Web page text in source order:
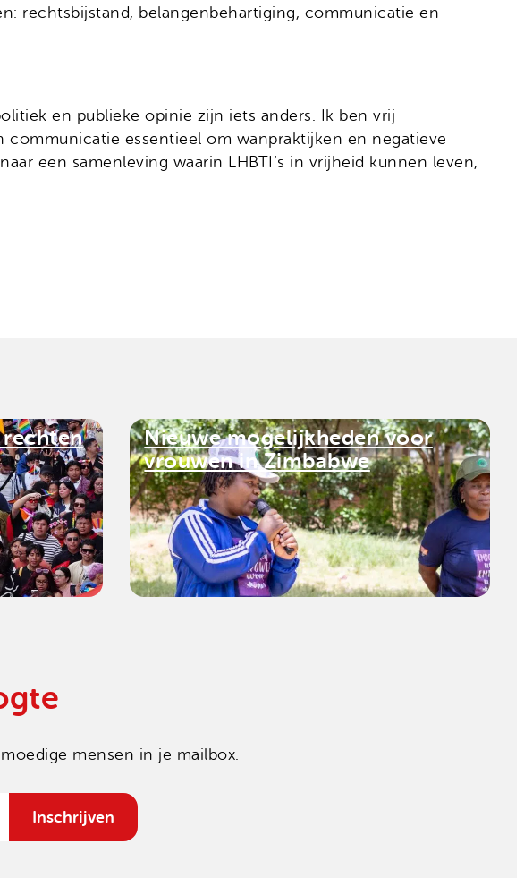
rechtsbijstand, belangenbehartiging, communicatie en
en publieke opinie zijn iets anders. Ik ben vrij
essentieel om wanpraktijken en negatieve
een samenleving waarin LHBTI’s in vrijheid kunnen leven,
Nieuwe mogelijkheden voor
vrouwen in Zimbabwe
mensen in je mailbox.
Inschrijven